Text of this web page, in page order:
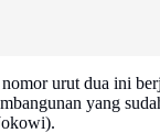
urut dua ini
yang